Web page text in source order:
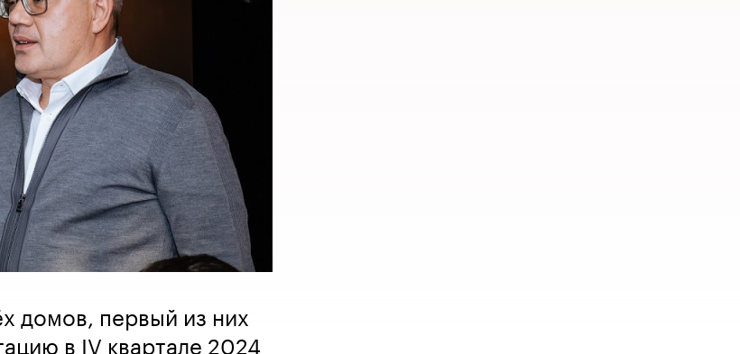
домов, первый из них
в IV квартале 2024